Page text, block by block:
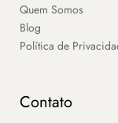
Quem Somos
Blog
Política de
Contato